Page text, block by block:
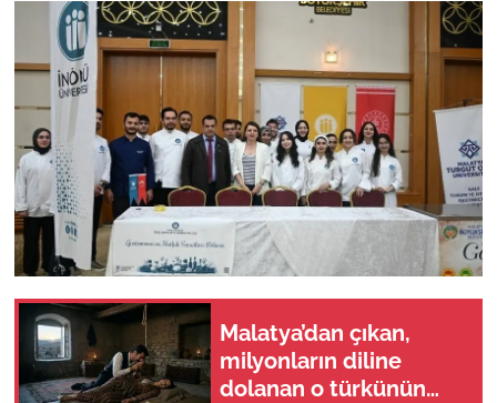
Malatya’dan çıkan,
milyonların diline
dolanan o türkünün